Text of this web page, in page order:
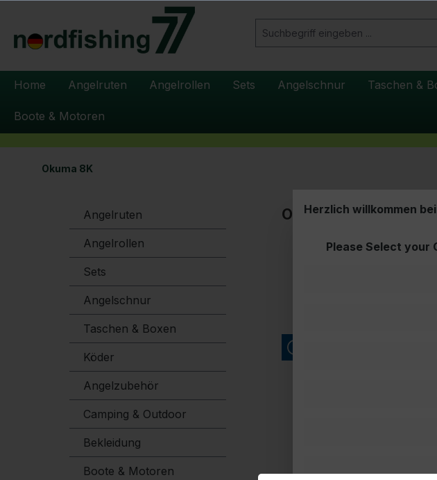
Zur Hauptnavigation springen
Home Angelruten Angelrollen Sets Angelschnur Taschen &
Boote & Motoren
Okuma 8K
Angelruten
Angelrollen
Sets
Angelschnur
Taschen & Boxen
Köder
Angelzubehör
Camping & Outdoor
Bekleidung
Boote & Motoren
Okuma 8K
Herzlich willkommen
Please Select your